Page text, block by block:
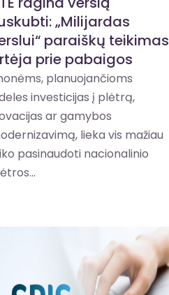
„Milijardas
paraiškų teikimas
prie pabaigos
planuojančioms
investicijas į plėtrą,
ar gamybos
lieka vis mažiau
pasinaudoti nacionalinio